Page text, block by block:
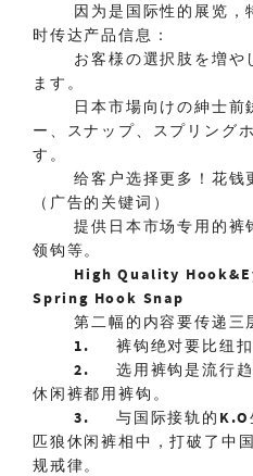
因为是国际性的展览，
时传达产品信息：
お客様の選択肢を増や
ます。
日本市場向けの紳士前
ー、 スナップ、スプリング
す。
给客户选择更多！花钱更
（广告的关键词）
提供日本市场专用的裤钩
领钩等。
High Quality
Spring Hook Snap
第二幅的内容要传递三
1. 裤钩绝对要比纽扣
2. 选用裤钩是流行
休闲裤都用裤钩。
3. 与国际接轨的 K.O
匹狼休闲裤相中，打破了中
规戒律。